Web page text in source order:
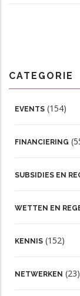
CATEGORIE
EVENTS (154)
FINANCIERING
SUBSIDIES EN
WETTEN EN
KENNIS (152)
NETWERKEN (23)